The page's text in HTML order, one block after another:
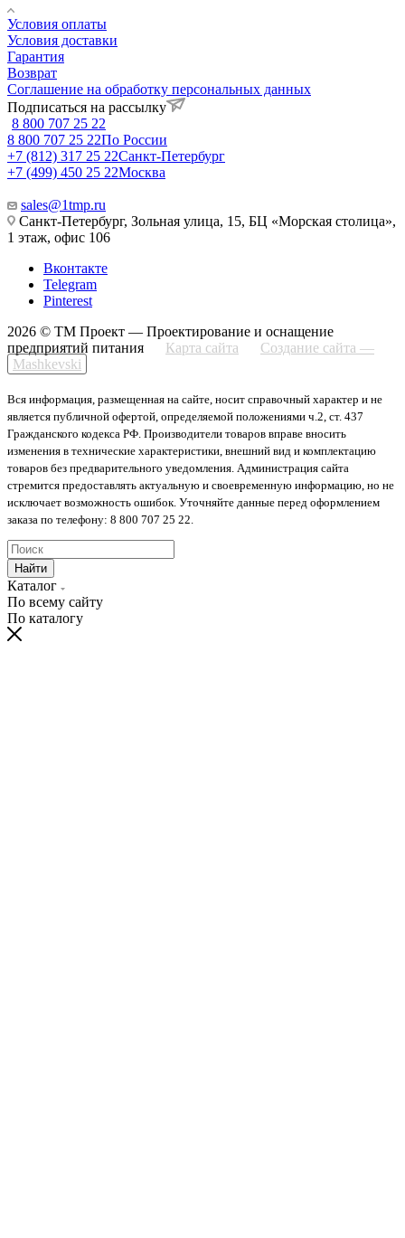
Условия оплаты
Условия доставки
Гарантия
Возврат
Соглашение на обработку персональных данных
Подписаться на рассылку
8 800 707 25 22
8 800 707 25 22По России
+7 (812) 317 25 22Санкт-Петербург
+7 (499) 450 25 22Москва
sales@1tmp.ru
Санкт-Петербург, Зольная улица, 15, БЦ «Морская столица»,
1 этаж, офис 106
Вконтакте
Telegram
Pinterest
2026 © ТМ Проект — Проектирование и оснащение
предприятий питания
Карта сайта
Создание сайта —
Mashkevski
Вся информация, размещенная на сайте, носит справочный характер и не
является публичной офертой, определяемой положениями ч.2, ст. 437
Гражданского кодекса РФ. Производители товаров вправе вносить
изменения в технические характеристики, внешний вид и комплектацию
товаров без предварительного уведомления. Администрация сайта
стремится предоставлять актуальную и своевременную информацию, но не
исключает возможность ошибок. Уточняйте данные перед оформлением
заказа по телефону: 8 800 707 25 22.
Найти
Каталог
По всему сайту
По каталогу